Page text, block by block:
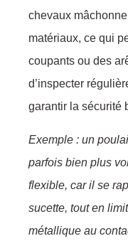
chevaux
matériaux, ce qui
coupants ou des
d’inspecter
garantir la sécurité
Exemple : un
parfois bien plus
flexible, car il se
sucette, tout en
métallique au